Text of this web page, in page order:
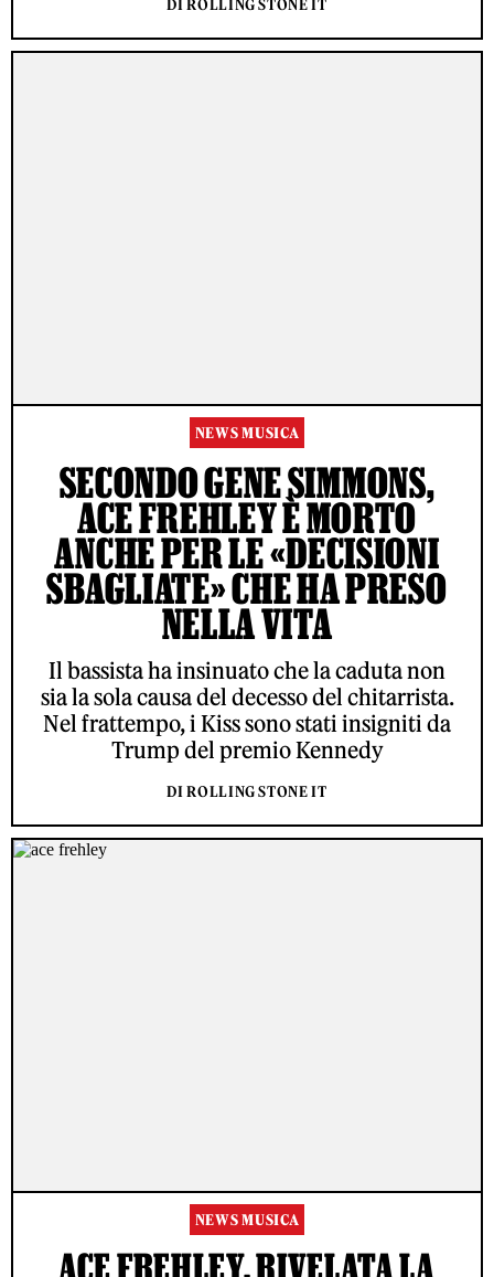
DI ROLLING STONE IT
NEWS MUSICA
SECONDO GENE SIMMONS,
ACE FREHLEY È MORTO
ANCHE PER LE «DECISIONI
SBAGLIATE» CHE HA PRESO
NELLA VITA
Il bassista ha insinuato che la caduta non
sia la sola causa del decesso del chitarrista.
Nel frattempo, i Kiss sono stati insigniti da
Trump del premio Kennedy
DI ROLLING STONE IT
NEWS MUSICA
ACE FREHLEY, RIVELATA LA